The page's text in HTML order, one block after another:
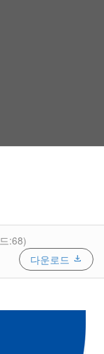
:68)
다운로드 download